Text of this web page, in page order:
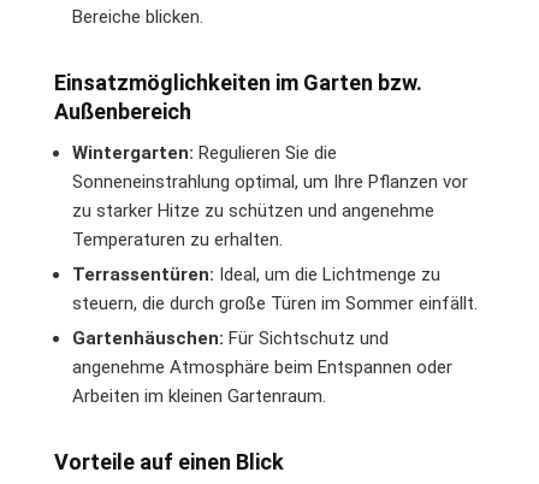
Bereiche blicken.
Einsatzmöglichkeiten im Garten bzw.
Außenbereich
Wintergarten: Regulieren Sie die
Sonneneinstrahlung optimal, um Ihre Pflanzen vor
zu starker Hitze zu schützen und angenehme
Temperaturen zu erhalten.
Terrassentüren: Ideal, um die Lichtmenge zu
steuern, die durch große Türen im Sommer einfällt.
Gartenhäuschen: Für Sichtschutz und
angenehme Atmosphäre beim Entspannen oder
Arbeiten im kleinen Gartenraum.
Vorteile auf einen Blick